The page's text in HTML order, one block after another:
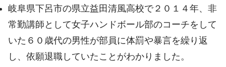
岐阜県下呂市の県立益田清風高校で２０１４年、非
常勤講師として女子ハンドボール部のコーチをして
いた６０歳代の男性が部員に体罰や暴言を繰り返
し、依願退職していたことがわかりました。